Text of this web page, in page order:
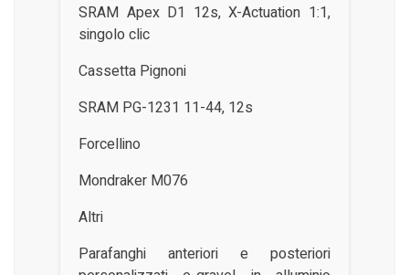
SRAM Apex D1 12s, X-Actuation 1:1,
singolo clic
Cassetta Pignoni
SRAM PG-1231 11-44, 12s
Forcellino
Mondraker M076
Altri
Parafanghi anteriori e posteriori